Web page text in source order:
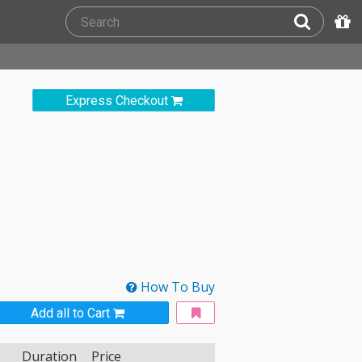
Express Checkout
How To Buy
Add all to Cart
Duration Price